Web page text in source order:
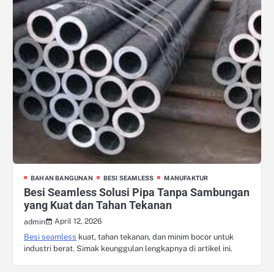
BAHAN BANGUNAN BESI SEAMLESS MANUFAKTUR
Besi Seamless Solusi Pipa Tanpa Sambungan
yang Kuat dan Tahan Tekanan
admin
April 12, 2026
Besi seamless kuat, tahan tekanan, dan minim bocor untuk
industri berat. Simak keunggulan lengkapnya di artikel ini.